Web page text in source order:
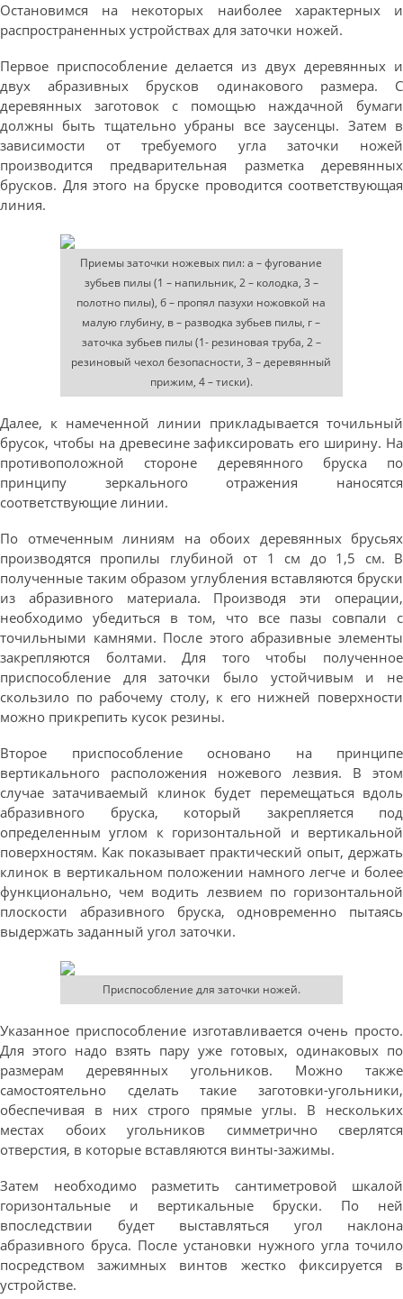
Остановимся на некоторых наиболее характерных и
распространенных устройствах для заточки ножей.
Первое приспособление делается из двух деревянных и
двух абразивных брусков одинакового размера. С
деревянных заготовок с помощью наждачной бумаги
должны быть тщательно убраны все заусенцы. Затем в
зависимости от требуемого угла заточки ножей
производится предварительная разметка деревянных
брусков. Для этого на бруске проводится соответствующая
линия.
Приемы заточки ножевых пил: а – фугование
зубьев пилы (1 – напильник, 2 – колодка, 3 –
полотно пилы), б – пропял пазухи ножовкой на
малую глубину, в – разводка зубьев пилы, г –
заточка зубьев пилы (1- резиновая труба, 2 –
резиновый чехол безопасности, 3 – деревянный
прижим, 4 – тиски).
Далее, к намеченной линии прикладывается точильный
брусок, чтобы на древесине зафиксировать его ширину. На
противоположной стороне деревянного бруска по
принципу зеркального отражения наносятся
соответствующие линии.
По отмеченным линиям на обоих деревянных брусьях
производятся пропилы глубиной от 1 см до 1,5 см. В
полученные таким образом углубления вставляются бруски
из абразивного материала. Производя эти операции,
необходимо убедиться в том, что все пазы совпали с
точильными камнями. После этого абразивные элементы
закрепляются болтами. Для того чтобы полученное
приспособление для заточки было устойчивым и не
скользило по рабочему столу, к его нижней поверхности
можно прикрепить кусок резины.
Второе приспособление основано на принципе
вертикального расположения ножевого лезвия. В этом
случае затачиваемый клинок будет перемещаться вдоль
абразивного бруска, который закрепляется под
определенным углом к горизонтальной и вертикальной
поверхностям. Как показывает практический опыт, держать
клинок в вертикальном положении намного легче и более
функционально, чем водить лезвием по горизонтальной
плоскости абразивного бруска, одновременно пытаясь
выдержать заданный угол заточки.
Приспособление для заточки ножей.
Указанное приспособление изготавливается очень просто.
Для этого надо взять пару уже готовых, одинаковых по
размерам деревянных угольников. Можно также
самостоятельно сделать такие заготовки-угольники,
обеспечивая в них строго прямые углы. В нескольких
местах обоих угольников симметрично сверлятся
отверстия, в которые вставляются винты-зажимы.
Затем необходимо разметить сантиметровой шкалой
горизонтальные и вертикальные бруски. По ней
впоследствии будет выставляться угол наклона
абразивного бруса. После установки нужного угла точило
посредством зажимных винтов жестко фиксируется в
устройстве.